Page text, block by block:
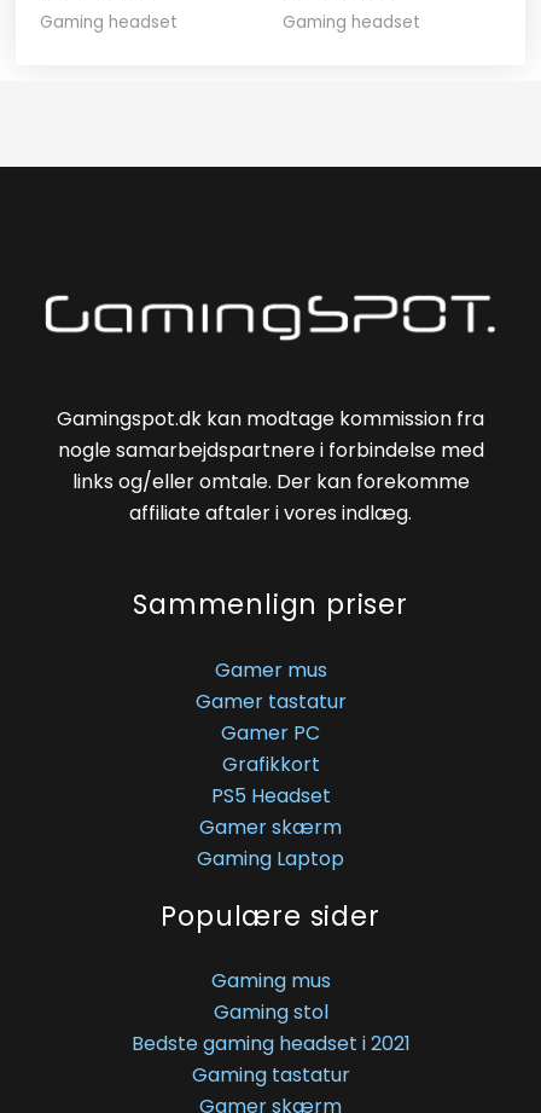
Gaming headset Gaming headset
Gamingspot.dk kan modtage kommission fra
nogle samarbejdspartnere i forbindelse med
links og/eller omtale. Der kan forekomme
affiliate aftaler i vores indlæg.
Sammenlign priser
Gamer mus
Gamer tastatur
Gamer PC
Grafikkort
PS5 Headset
Gamer skærm
Gaming Laptop
Populære sider
Gaming mus
Gaming stol
Bedste gaming headset i 2021
Gaming tastatur
Gamer skærm